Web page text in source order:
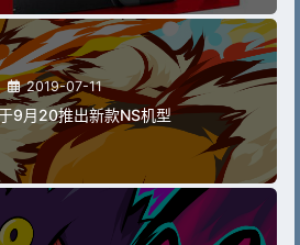
2019-07-11
9月20推出新款NS机型